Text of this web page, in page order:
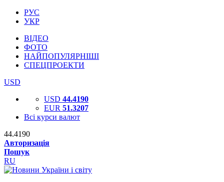
РУС
УКР
ВІДЕО
ФОТО
НАЙПОПУЛЯРНІШІ
СПЕЦПРОЕКТИ
USD
USD 44.4190
EUR 51.3207
Всі курси валют
44.4190
Авторизація
Пошук
RU